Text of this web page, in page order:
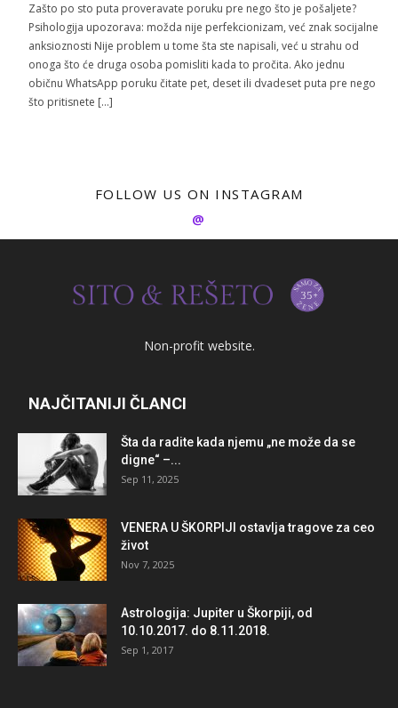
Zašto po sto puta proveravate poruku pre nego što je pošaljete?
Psihologija upozorava: možda nije perfekcionizam, već znak socijalne
anksioznosti Nije problem u tome šta ste napisali, već u strahu od
onoga što će druga osoba pomisliti kada to pročita. Ako jednu
običnu WhatsApp poruku čitate pet, deset ili dvadeset puta pre nego
što pritisnete […]
FOLLOW US ON INSTAGRAM
@
Non-profit website.
NAJČITANIJI ČLANCI
Šta da radite kada njemu „ne može da se
digne“ –...
Sep 11, 2025
VENERA U ŠKORPIJI ostavlja tragove za ceo
život
Nov 7, 2025
Astrologija: Jupiter u Škorpiji, od
10.10.2017. do 8.11.2018.
Sep 1, 2017